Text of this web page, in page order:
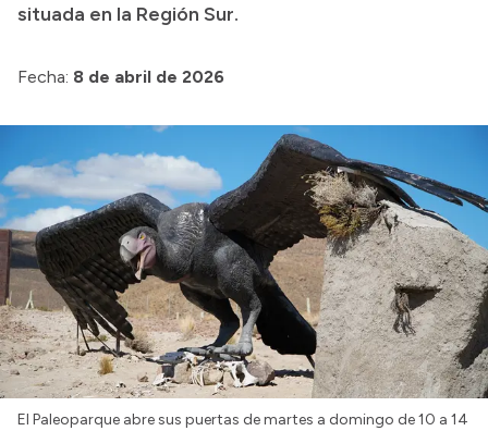
Consulta de expedientes
Consulta de pago a proveedores
Convocatorias
Intranet
Login
situada en la Región Sur.
Fecha: 8 de abril de 2026
El Paleoparque abre sus puertas de martes a domingo de 10 a 14